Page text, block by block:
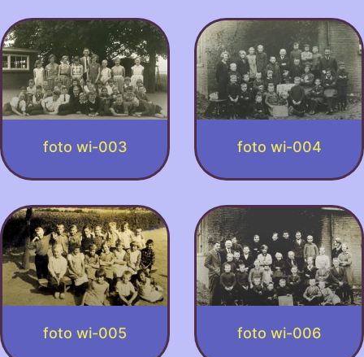
foto wi-003 foto wi-004
foto wi-005 foto wi-006